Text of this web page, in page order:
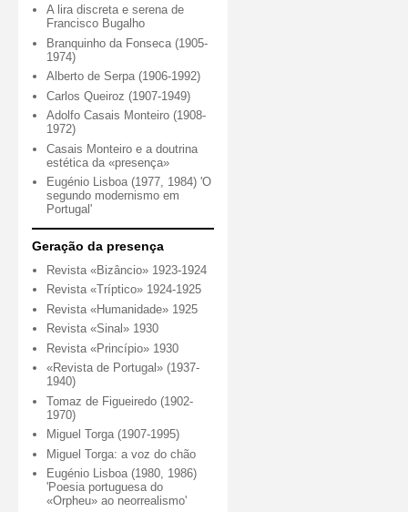
A lira discreta e serena de
Francisco Bugalho
Branquinho da Fonseca (1905-
1974)
Alberto de Serpa (1906-1992)
Carlos Queiroz (1907-1949)
Adolfo Casais Monteiro (1908-
1972)
Casais Monteiro e a doutrina
estética da «presença»
Eugénio Lisboa (1977, 1984) 'O
segundo modernismo em
Portugal'
Geração da presença
Revista «Bizâncio» 1923-1924
Revista «Tríptico» 1924-1925
Revista «Humanidade» 1925
Revista «Sinal» 1930
Revista «Princípio» 1930
«Revista de Portugal» (1937-
1940)
Tomaz de Figueiredo (1902-
1970)
Miguel Torga (1907-1995)
Miguel Torga: a voz do chão
Eugénio Lisboa (1980, 1986)
'Poesia portuguesa do
«Orpheu» ao neorrealismo'